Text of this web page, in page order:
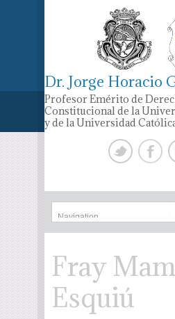
Dr. Jorge Horacio
Profesor Emérito de
Constitucional de la
y de la Universidad
Fray
Esquiú